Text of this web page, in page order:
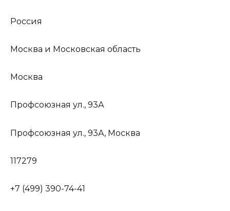
Россия
Москва и Московская область
Москва
Профсоюзная ул., 93А
Профсоюзная ул., 93А, Москва
117279
+7 (499) 390-74-41